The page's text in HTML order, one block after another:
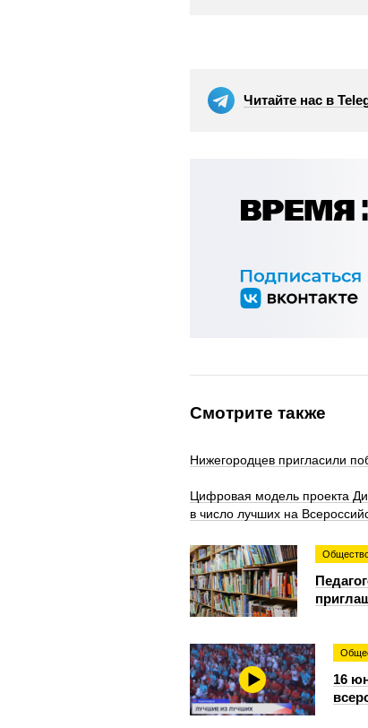
Читайте нас в
Смотрите также
Нижегородцев пригласили
Цифровая модель проекта
в число лучших на
16